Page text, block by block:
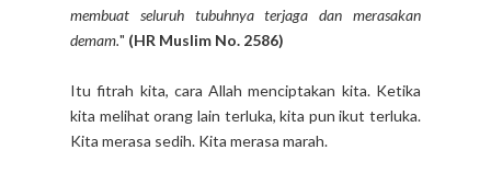
membuat seluruh tubuhnya terjaga dan merasakan
demam." (HR Muslim No. 2586)
Itu fitrah kita, cara Allah menciptakan kita. Ketika
kita melihat orang lain terluka, kita pun ikut terluka.
Kita merasa sedih. Kita merasa marah.